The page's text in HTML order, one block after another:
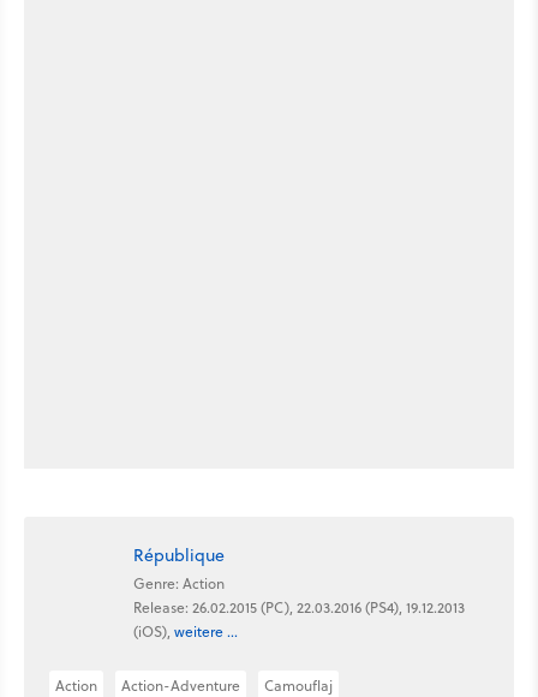
République
Genre: Action
Release: 26.02.2015 (PC), 22.03.2016 (PS4), 19.12.2013
(iOS), weitere ...
Action Action-Adventure Camouflaj